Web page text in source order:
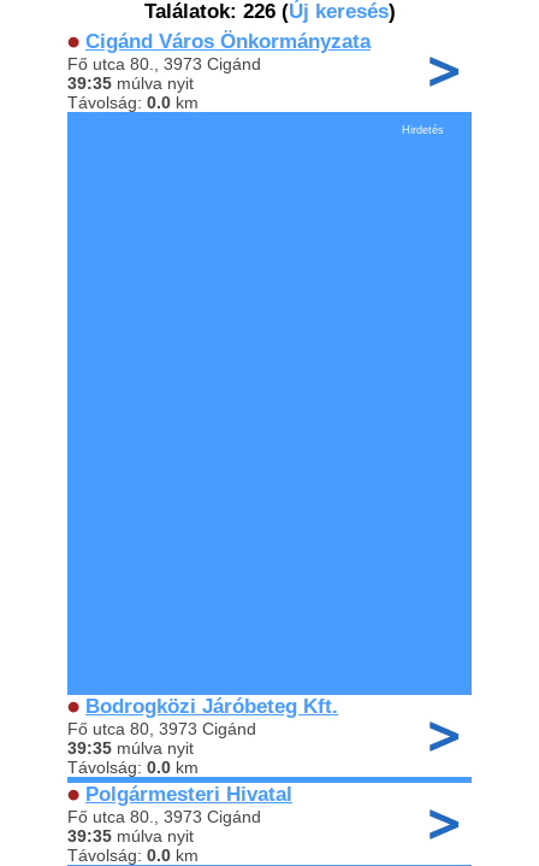
Találatok: 226(Új keresés)
Cigánd Város Önkormányzata
Fő utca 80., 3973 Cigánd
39:35 múlva nyit
Távolság: 0.0 km
Hirdetés
Bodrogközi Járóbeteg Kft.
Fő utca 80, 3973 Cigánd
39:35 múlva nyit
Távolság: 0.0 km
Polgármesteri Hivatal
Fő utca 80., 3973 Cigánd
39:35 múlva nyit
Távolság: 0.0 km